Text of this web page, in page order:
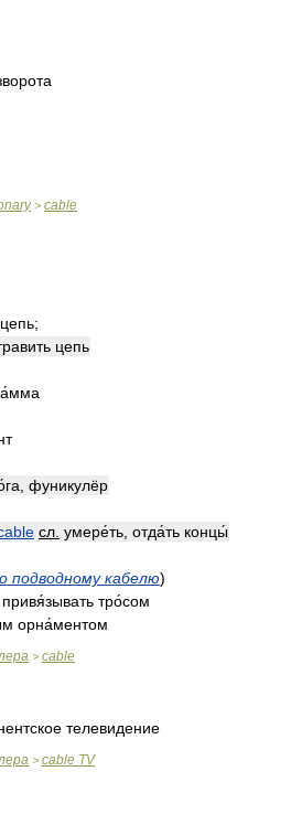
> cable
цепь
фуникулёр
сл. умере́ть, отда́ть концы́
подводному кабелю)
тро́сом
орна́ментом
> cable
телевидение
> cable TV